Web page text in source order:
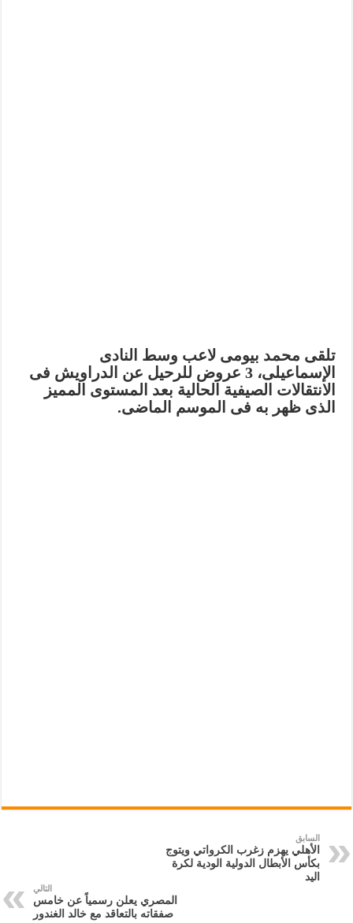
تلقى محمد بيومى لاعب وسط النادى
الإسماعيلى، 3 عروض للرحيل عن الدراويش فى
الانتقالات الصيفية الحالية بعد المستوى المميز
الذى ظهر به فى الموسم الماضى.
السابق
الأهلي يهزم زغرب الكرواتي ويتوج
بكأس الأبطال الدولية الودية لكرة
اليد
التالي
المصري يعلن رسمياً عن خامس
صفقاته بالتعاقد مع خالد الغندور